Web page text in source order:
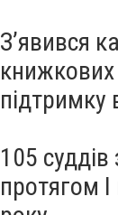
З’явився
книжкових
підтримку
105 суддів
протягом I